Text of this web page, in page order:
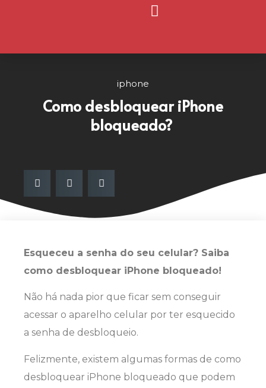
iphone
Como desbloquear iPhone
bloqueado?
Esqueceu a senha do seu celular? Saiba
como desbloquear iPhone bloqueado!
Não há nada pior que ficar sem conseguir
acessar o aparelho celular por ter esquecido
a senha de desbloqueio.
Felizmente, existem algumas formas de como
desbloquear iPhone bloqueado que podem